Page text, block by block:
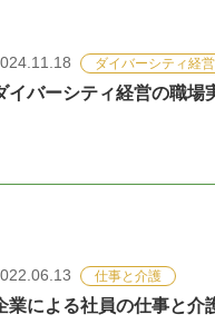
ダイバーシティ経営
イバーシティ経営の職場
仕事と介護
業による社員の仕事と介